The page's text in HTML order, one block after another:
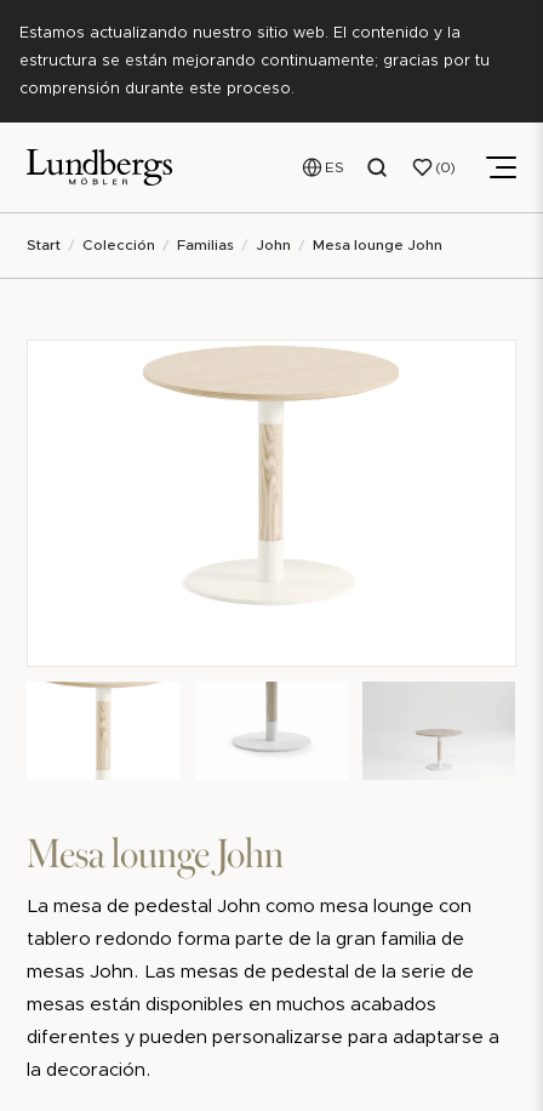
Estamos actualizando nuestro sitio web. El contenido y la
estructura se están mejorando continuamente; gracias por tu
comprensión durante este proceso.
ES 0
Start Colección Familias John Mesa lounge John
Mesa lounge John
La mesa de pedestal John como mesa lounge con
tablero redondo forma parte de la gran familia de
mesas John. Las mesas de pedestal de la serie de
mesas están disponibles en muchos acabados
diferentes y pueden personalizarse para adaptarse a
la decoración.